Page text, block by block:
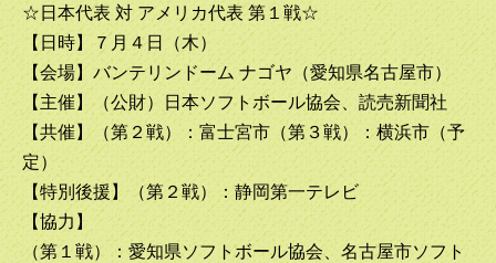
☆日本代表 対 アメリカ代表 第１戦☆
【日時】７月４日（木）
【会場】バンテリンドーム ナゴヤ（愛知県名古屋市）
【主催】（公財）日本ソフトボール協会、読売新聞社
【共催】（第２戦）：富士宮市（第３戦）：横浜市（予
定）
【特別後援】（第２戦）：静岡第一テレビ
【協力】
（第１戦）：愛知県ソフトボール協会、名古屋市ソフト